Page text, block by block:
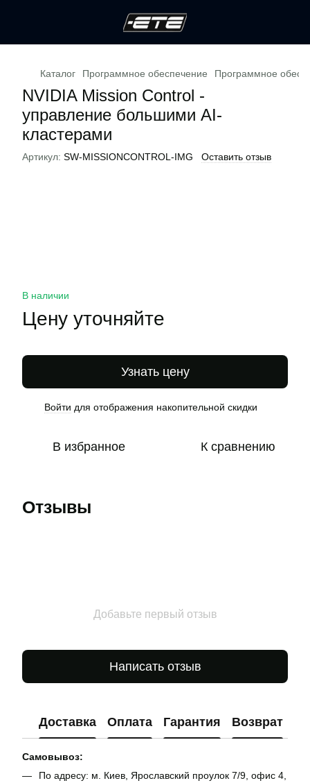
Каталог Программное обеспечение Программное
NVIDIA Mission Control -
управление большими AI-
кластерами
Артикул: SW-MISSIONCONTROL-IMG Оставить отзыв
В наличии
Цену уточняйте
Узнать цену
Войти для отображения накопительной скидки
В избранное К сравнению
Отзывы
Добавьте первый отзыв
Написать отзыв
Доставка Оплата Гарантия Возврат
Самовывоз:
По адресу: м. Киев, Ярославский проулок 7/9, офис 4,